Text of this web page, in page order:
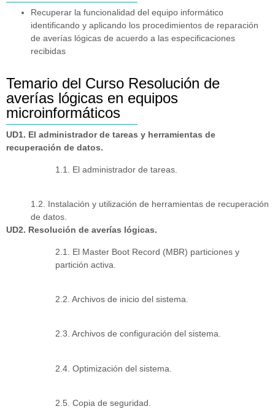
Recuperar la funcionalidad del equipo informático
identificando y aplicando los procedimientos de reparación
de averías lógicas de acuerdo a las especificaciones
recibidas
Temario del Curso Resolución de
averías lógicas en equipos
microinformáticos
UD1. El administrador de tareas y herramientas de
recuperación de datos.
1.1. El administrador de tareas.
1.2. Instalación y utilización de herramientas de recuperación
de datos.
UD2. Resolución de averías lógicas.
2.1. El Master Boot Record (MBR) particiones y
partición activa.
2.2. Archivos de inicio del sistema.
2.3. Archivos de configuración del sistema.
2.4. Optimización del sistema.
2.5. Copia de seguridad.